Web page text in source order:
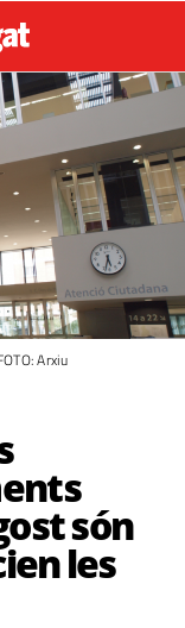
Arxiu
són
les